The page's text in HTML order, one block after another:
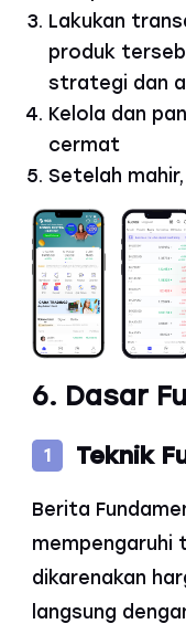
Lakukan
produk
strategi dan
Kelola dan
cermat
Setelah
6. Dasar
1 Teknik
Berita
mempengaruhi
dikarenakan
langsung